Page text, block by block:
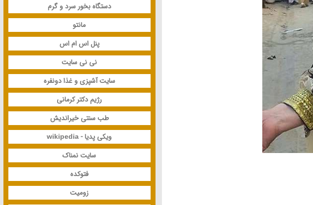
دستگاه بخور سرد و گرم
مانتو
پنل اس ام اس
نی نی سایت
سایت آشپزی و غذا دونفره
رژیم دکتر کرمانی
طب سنتی خیراندیش
ویکی پدیا - wikipedia
سایت نمناک
فتوکده
زومیت